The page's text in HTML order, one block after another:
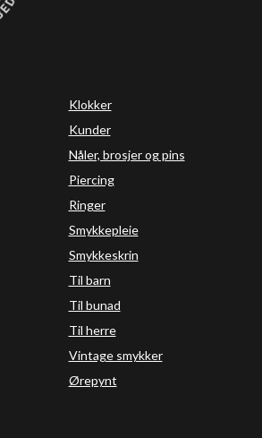
Klokker
Kunder
Nåler, brosjer og pins
Piercing
Ringer
Smykkepleie
Smykkeskrin
Til barn
Til bunad
Til herre
Vintage smykker
Ørepynt